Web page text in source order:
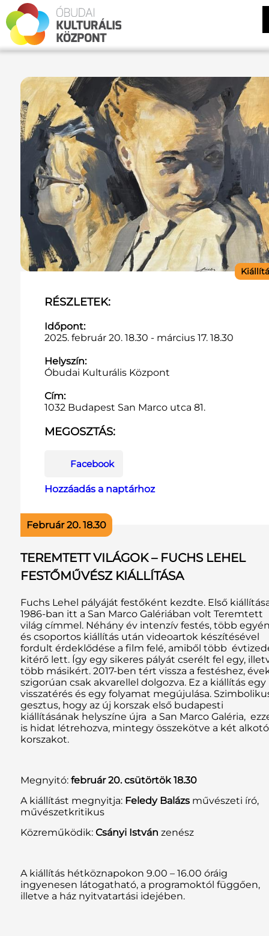
Február 20. 18.30
RÉSZLETEK:
Időpont:
2025. február 20. 18.30 - március 17. 18.30
Helyszín:
Óbudai Kulturális Központ
Cím:
1032 Budapest San Marco utca 81.
MEGOSZTÁS:
Facebook
Hozzáadás a naptárhoz
TEREMTETT VILÁGOK – FUCHS LEHEL
FESTŐMŰVÉSZ KIÁLLÍTÁSA
Fuchs Lehel pályáját festőként kezdte. Első
1986-ban itt a San Marco Galériában volt Teremtett
világ címmel. Néhány év intenzív festés, több
és csoportos kiállítás után videoartok készítésével
fordult érdeklődése a film felé, amiből több
kitérő lett. Így egy sikeres pályát cserélt fel egy,
több másikért. 2017-ben tért vissza a festéshez,
szigorúan csak akvarellel dolgozva. Ez a kiállítás egy
visszatérés és egy folyamat megújulása.
gesztus, hogy az új korszak első budapesti
kiállításának helyszíne újra a San Marco Galéria,
is hidat létrehozva, mintegy összekötve a két
korszakot.
Megnyitó: február 20. csütörtök 18.30
A kiállítást megnyitja: Feledy Balázs művészeti író,
művészetkritikus
Közreműködik: Csányi István zenész
A kiállítás hétköznapokon 9.00 – 16.00 óráig
ingyenesen látogatható, a programoktól függően,
illetve a ház nyitvatartási idejében.